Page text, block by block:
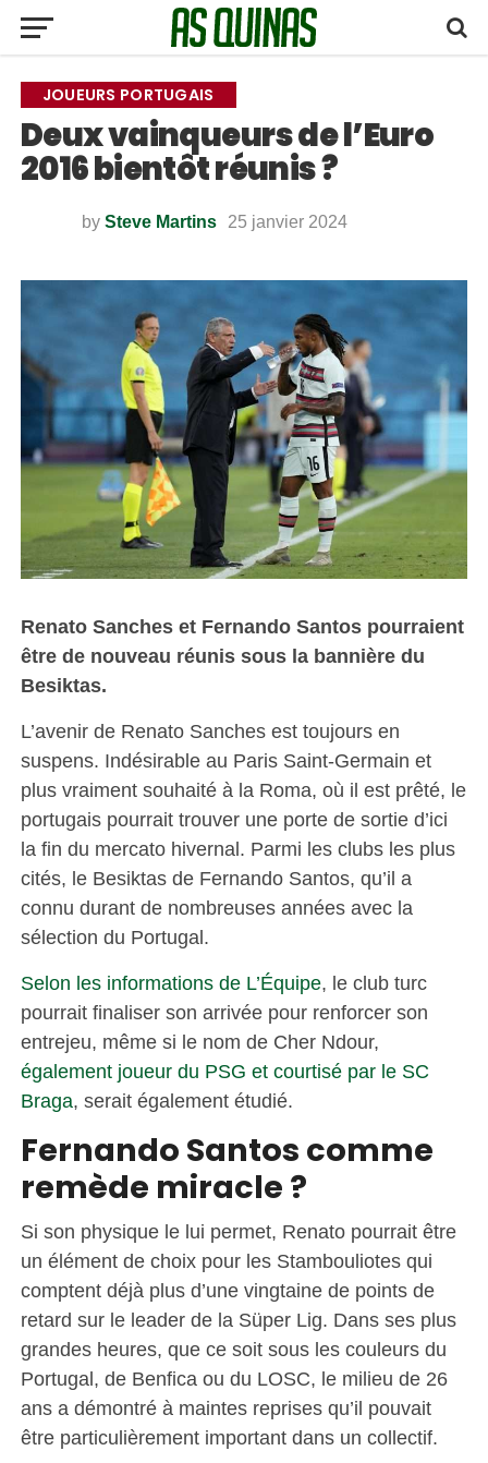
JOUEURS PORTUGAIS
Deux vainqueurs de l’Euro
2016 bientôt réunis ?
by Steve Martins 25 janvier 2024
Renato Sanches et Fernando Santos pourraient
être de nouveau réunis sous la bannière du
Besiktas.
L’avenir de Renato Sanches est toujours en
suspens. Indésirable au Paris Saint-Germain et
plus vraiment souhaité à la Roma, où il est prêté, le
portugais pourrait trouver une porte de sortie d’ici
la fin du mercato hivernal. Parmi les clubs les plus
cités, le Besiktas de Fernando Santos, qu’il a
connu durant de nombreuses années avec la
sélection du Portugal.
Selon les informations de L’Équipe, le club turc
pourrait finaliser son arrivée pour renforcer son
entrejeu, même si le nom de Cher Ndour,
également joueur du PSG et courtisé par le SC
Braga, serait également étudié.
Fernando Santos comme
remède miracle ?
Si son physique le lui permet, Renato pourrait être
un élément de choix pour les Stambouliotes qui
comptent déjà plus d’une vingtaine de points de
retard sur le leader de la Süper Lig. Dans ses plus
grandes heures, que ce soit sous les couleurs du
Portugal, de Benfica ou du LOSC, le milieu de 26
ans a démontré à maintes reprises qu’il pouvait
être particulièrement important dans un collectif.